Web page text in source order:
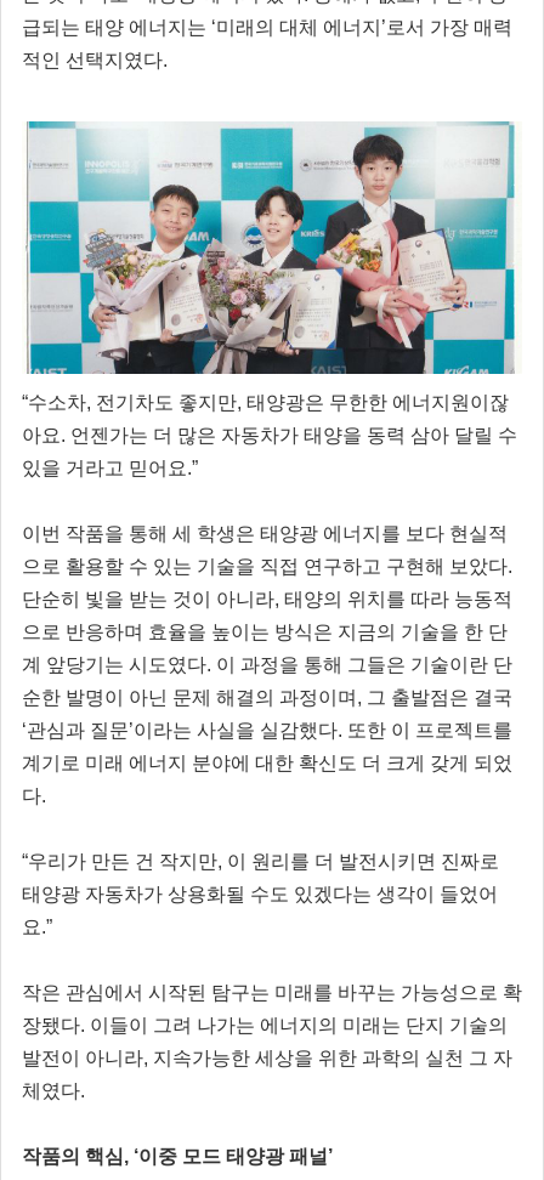
급되는 태양 에너지는 ‘미래의 대체 에너지’로서 가장 매력
적인 선택지였다.
“수소차, 전기차도 좋지만, 태양광은 무한한 에너지원이잖
아요. 언젠가는 더 많은 자동차가 태양을 동력 삼아 달릴 수
있을 거라고 믿어요.”
이번 작품을 통해 세 학생은 태양광 에너지를 보다 현실적
으로 활용할 수 있는 기술을 직접 연구하고 구현해 보았다.
단순히 빛을 받는 것이 아니라, 태양의 위치를 따라 능동적
으로 반응하며 효율을 높이는 방식은 지금의 기술을 한 단
계 앞당기는 시도였다. 이 과정을 통해 그들은 기술이란 단
순한 발명이 아닌 문제 해결의 과정이며, 그 출발점은 결국
‘관심과 질문’이라는 사실을 실감했다. 또한 이 프로젝트를
계기로 미래 에너지 분야에 대한 확신도 더 크게 갖게 되었
다.
“우리가 만든 건 작지만, 이 원리를 더 발전시키면 진짜로
태양광 자동차가 상용화될 수도 있겠다는 생각이 들었어
요.”
작은 관심에서 시작된 탐구는 미래를 바꾸는 가능성으로 확
장됐다. 이들이 그려 나가는 에너지의 미래는 단지 기술의
발전이 아니라, 지속가능한 세상을 위한 과학의 실천 그 자
체였다.
작품의 핵심, ‘이중 모드 태양광 패널’